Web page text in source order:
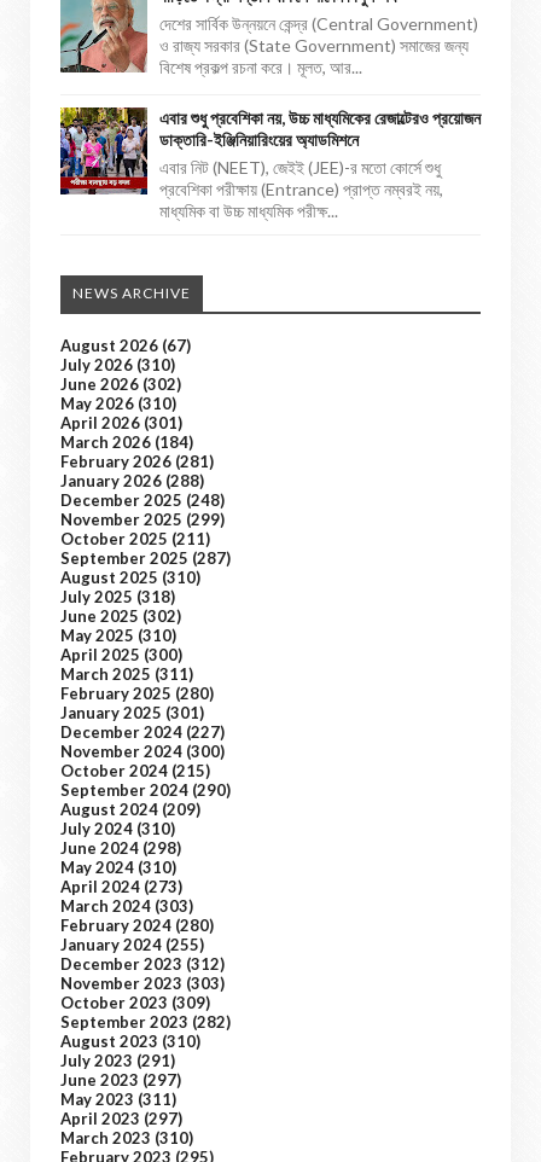
দেশের সার্বিক উন্নয়নে কেন্দ্র (Central Government)
ও রাজ্য সরকার (State Government) সমাজের জন্য
বিশেষ প্রকল্প রচনা করে। মূলত, আর...
এবার শুধু প্রবেশিকা নয়, উচ্চ মাধ্যমিকের রেজাল্টেরও প্রয়োজন
ডাক্তারি-ইঞ্জিনিয়ারিংয়ের অ্যাডমিশনে
এবার নিট (NEET), জেইই (JEE)-র মতো কোর্সে শুধু
প্রবেশিকা পরীক্ষায় (Entrance) প্রাপ্ত নম্বরই নয়,
মাধ্যমিক বা উচ্চ মাধ্যমিক পরীক্ষ...
NEWS ARCHIVE
August 2026 (67)
July 2026 (310)
June 2026 (302)
May 2026 (310)
April 2026 (301)
March 2026 (184)
February 2026 (281)
January 2026 (288)
December 2025 (248)
November 2025 (299)
October 2025 (211)
September 2025 (287)
August 2025 (310)
July 2025 (318)
June 2025 (302)
May 2025 (310)
April 2025 (300)
March 2025 (311)
February 2025 (280)
January 2025 (301)
December 2024 (227)
November 2024 (300)
October 2024 (215)
September 2024 (290)
August 2024 (209)
July 2024 (310)
June 2024 (298)
May 2024 (310)
April 2024 (273)
March 2024 (303)
February 2024 (280)
January 2024 (255)
December 2023 (312)
November 2023 (303)
October 2023 (309)
September 2023 (282)
August 2023 (310)
July 2023 (291)
June 2023 (297)
May 2023 (311)
April 2023 (297)
March 2023 (310)
February 2023 (295)